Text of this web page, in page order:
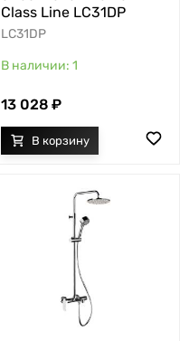
Class Line LC31DP
LC31DP
1
13 028